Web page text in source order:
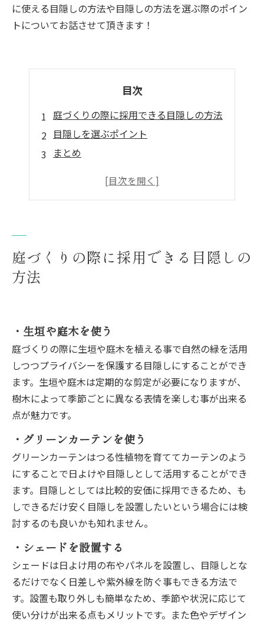
に使える目隠しの方法や目隠しの方法を選ぶ際のポイン
トについてお話させて頂きます！
目次
庭づくりの際に採用できる目隠しの方法
目隠しを選ぶポイント
まとめ
庭づくりの際に採用できる目隠しの
方法
・生垣や庭木を使う
庭づくりの際に生垣や庭木を植える事で自然の緑を活用
しつつプライバシーを保護する目隠しにすることができ
ます。生垣や庭木は定期的な剪定が必要になりますが、
樹木によって季節ごとに異なる表情を楽しむ事が出来る
点が魅力です。
・グリーンカーテンを使う
グリーンカーテンはつる性植物を育ててカーテンのよう
にすることで日よけや目隠しとして活用することができ
ます。目隠しとしては比較的安価に採用できるため、も
しできるだけ安く目隠しを設置したいという場合には検
討するのも良いかも知れません。
・シェードを設置する
シェードは日よけ用の布やパネルを設置し、目隠しとな
るだけでなく日差しや紫外線を防ぐ事もできる方法で
す。設置も取り外しも簡単なため、季節や状況に応じて
使い分けが出来る点もメリットです。また色やデザイン